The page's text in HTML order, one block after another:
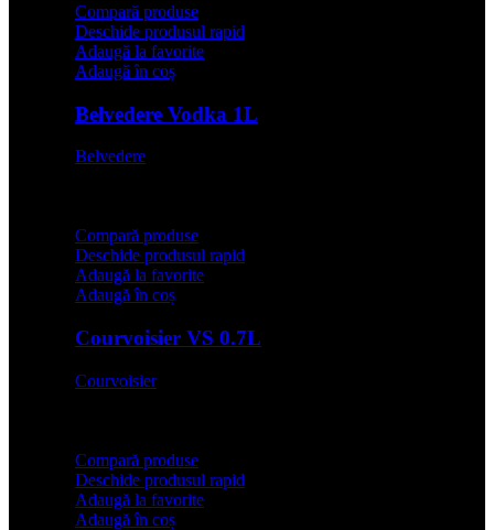
Compară produse
Deschide produsul rapid
Adaugă la favorite
Adaugă în coș
Belvedere Vodka 1L
Belvedere
Compară produse
Deschide produsul rapid
Adaugă la favorite
Adaugă în coș
Courvoisier VS 0.7L
Courvoisier
Compară produse
Deschide produsul rapid
Adaugă la favorite
Adaugă în coș